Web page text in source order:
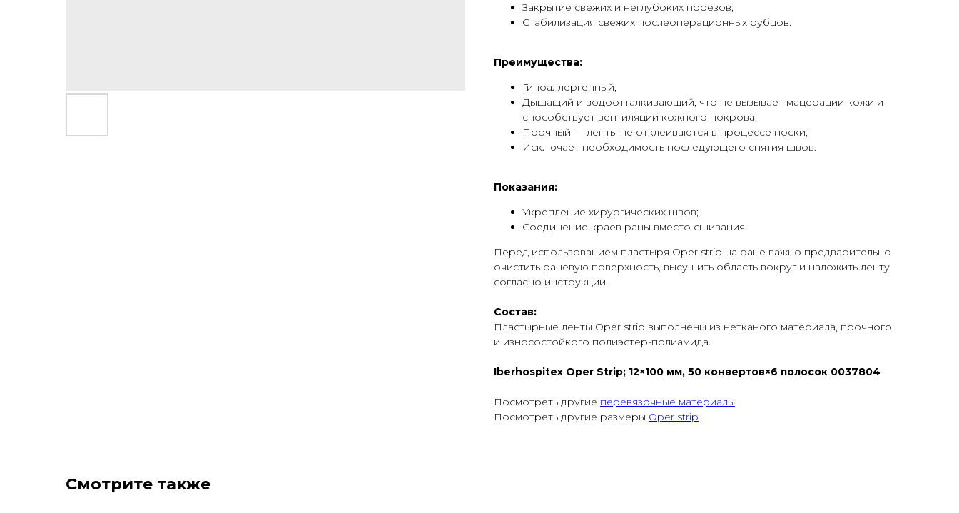
Закрытие свежих и неглубоких порезов;
Стабилизация свежих послеоперационных рубцов.
Преимущества:
Гипоаллергенный;
Дышащий и водоотталкивающий, что не вызывает мацерации кожи и
способствует вентиляции кожного покрова;
Прочный — ленты не отклеиваются в процессе носки;
Исключает необходимость последующего снятия швов.
Показания:
Укрепление хирургических швов;
Соединение краев раны вместо сшивания.
Перед использованием пластыря Oper strip на ране важно предварительно
очистить раневую поверхность, высушить область вокруг и наложить ленту
согласно инструкции.
Состав:
Пластырные ленты Oper strip выполнены из нетканого материала, прочного
и износостойкого полиэстер-полиамида.
Iberhospitex Oper Strip; 12×100 мм, 50 конвертов×6 полосок 0037804
Посмотреть другие перевязочные материалы
Посмотреть другие размеры Oper strip
Смотрите также